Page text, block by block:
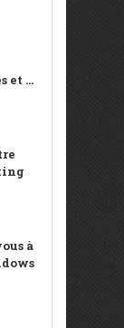
et ...
à